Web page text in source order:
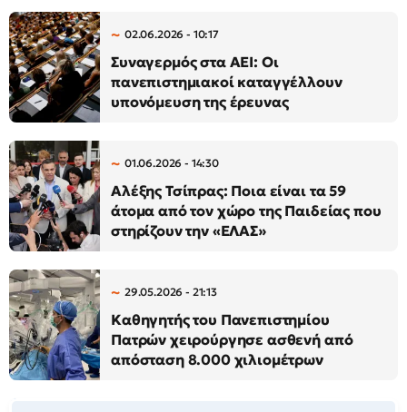
02.06.2026 - 10:17
Συναγερμός στα ΑΕΙ: Οι
πανεπιστημιακοί καταγγέλλουν
υπονόμευση της έρευνας
01.06.2026 - 14:30
Αλέξης Τσίπρας: Ποια είναι τα 59
άτομα από τον χώρο της Παιδείας που
στηρίζουν την «ΕΛΑΣ»
29.05.2026 - 21:13
Καθηγητής του Πανεπιστημίου
Πατρών χειρούργησε ασθενή από
απόσταση 8.000 χιλιομέτρων